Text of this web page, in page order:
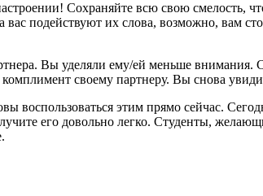
Сохраняйте всю свою смелость,
подействуют их слова, возможно, вам
Вы уделяли ему/ей меньше внимания.
своему партнеру. Вы снова
воспользоваться этим прямо сейчас.
его довольно легко. Студенты,